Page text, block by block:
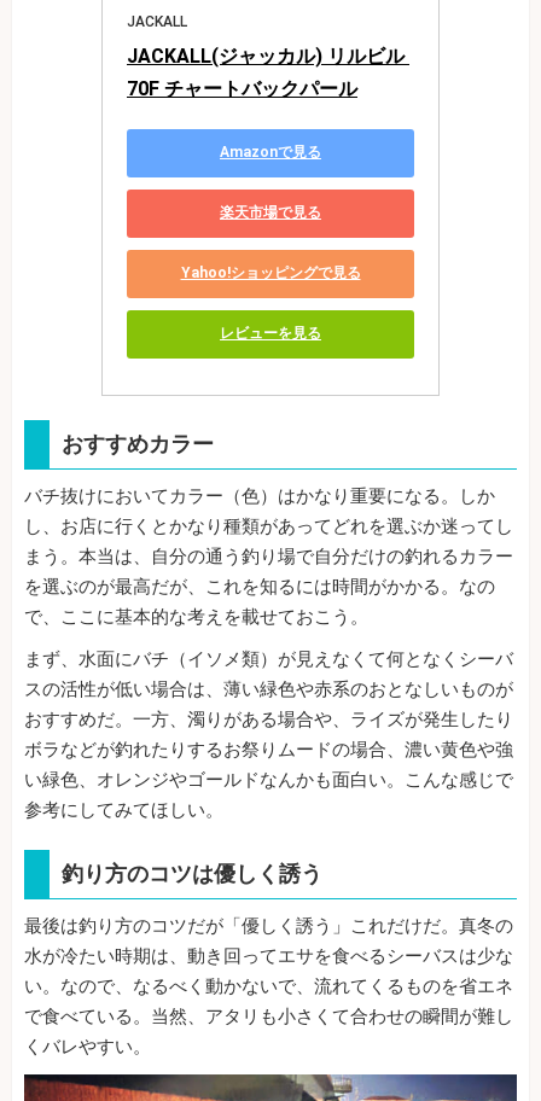
JACKALL
JACKALL(ジャッカル) リルビル
70F チャートバックパール
Amazonで見る
楽天市場で見る
Yahoo!ショッピングで見る
レビューを見る
おすすめカラー
バチ抜けにおいてカラー（色）はかなり重要になる。しか
し、お店に行くとかなり種類があってどれを選ぶか迷ってし
まう。本当は、自分の通う釣り場で自分だけの釣れるカラー
を選ぶのが最高だが、これを知るには時間がかかる。なの
で、ここに基本的な考えを載せておこう。
まず、水面にバチ（イソメ類）が見えなくて何となくシーバ
スの活性が低い場合は、薄い緑色や赤系のおとなしいものが
おすすめだ。一方、濁りがある場合や、ライズが発生したり
ボラなどが釣れたりするお祭りムードの場合、濃い黄色や強
い緑色、オレンジやゴールドなんかも面白い。こんな感じで
参考にしてみてほしい。
釣り方のコツは優しく誘う
最後は釣り方のコツだが「優しく誘う」これだけだ。真冬の
水が冷たい時期は、動き回ってエサを食べるシーバスは少な
い。なので、なるべく動かないで、流れてくるものを省エネ
で食べている。当然、アタリも小さくて合わせの瞬間が難し
くバレやすい。